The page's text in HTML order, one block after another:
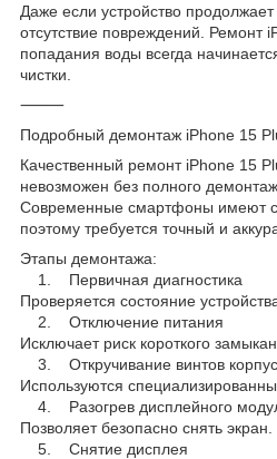
Даже если устройство
отсутствие повреждений. Ремонт
попадания воды всегда
чистки.
⸻
Подробный демонтаж iPhone 15
Качественный ремонт iPhone 15
невозможен без полного
Современные смартфоны имеют
поэтому требуется точный и
Этапы демонтажа:
1. Первичная диагностика
Проверяется состояние
2. Отключение питания
Исключает риск короткого
3. Откручивание винтов
Используются
4. Разогрев дисплейного
Позволяет безопасно снять экран.
5. Снятие дисплея